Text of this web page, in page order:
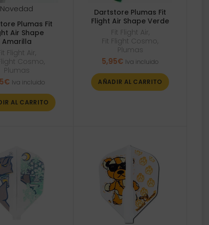
Novedad
Plumas Fit
Air Shape
Amarilla
Flight Air ,
Cosmo,
Plumas
€ Iva incluido
AL CARRITO
Dartstore Plumas Fit
Flight Air Shape Verde
Fit Flight Air ,
Fit Flight Cosmo,
Plumas
5,95€ Iva incluido
AÑADIR AL CARRITO